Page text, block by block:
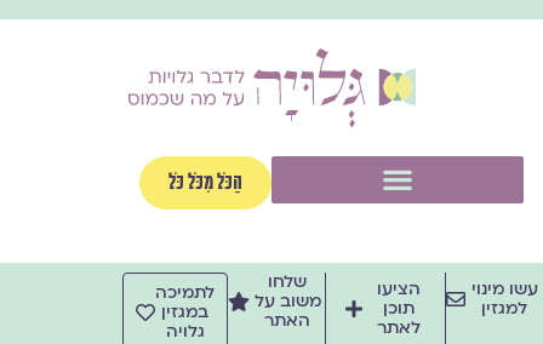
הַכֹּל מִכֹּל כֹּל
מינוי
למגזין
הציעו
תוכן
לאתר
שלחו
משוב על
האתר
לתמיכה
במגזין
גלויה